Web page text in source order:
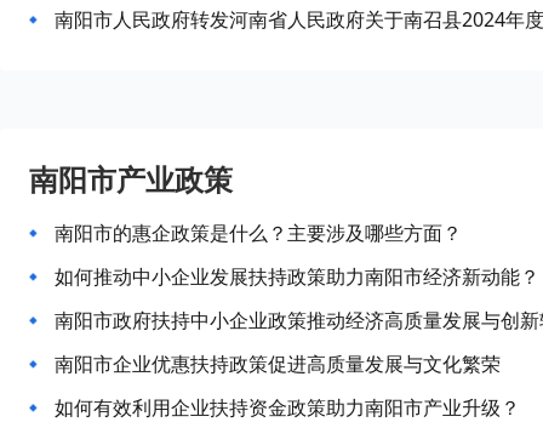
南阳市产业政策
南阳市的惠企政策是什么？主要涉及哪些方面？
如何推动中小企业发展扶持政策助力南阳市经济新动能？
南阳市政府扶持中小企业政策推动经济高质量发展与创
南阳市企业优惠扶持政策促进高质量发展与文化繁荣
如何有效利用企业扶持资金政策助力南阳市产业升级？